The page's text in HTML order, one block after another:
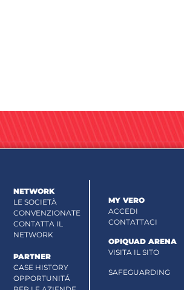
NETWORK
LE SOCIETÀ
CONVENZIONATE
CONTATTA IL
NETWORK
PARTNER
CASE HISTORY
OPPORTUNITÁ
MY VERO
ACCEDI
CONTATTACI
OPIQUAD ARENA
VISITA IL SITO
SAFEGUARDING